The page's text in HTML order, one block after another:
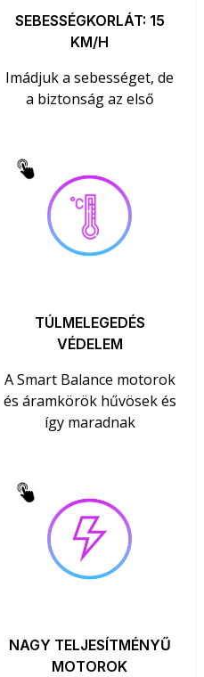
SEBESSÉGKORLÁT: 15
KM/H
Imádjuk a sebességet, de
a biztonság az első
TÚLMELEGEDÉS
VÉDELEM
A Smart Balance motorok
és áramkörök hűvösek és
így maradnak
NAGY TELJESÍTMÉNYŰ
MOTOROK